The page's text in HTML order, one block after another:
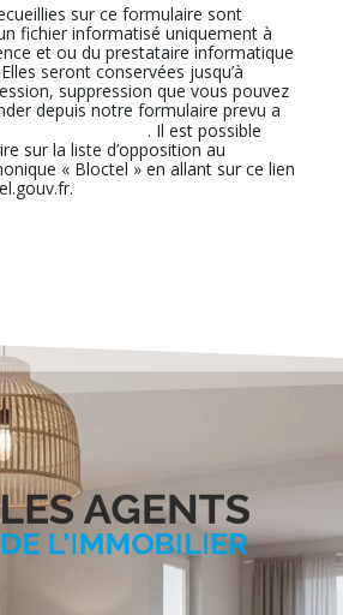
sur ce formulaire sont
fichier informatisé uniquement à
et ou du prestataire informatique
seront conservées jusqu’à
suppression que vous pouvez
depuis notre formulaire prevu a
sur ce lien
. Il est possible
sur la liste d’opposition au
« Bloctel » en allant sur ce lien